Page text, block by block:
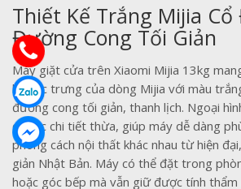
Thiết Kế Trắng Mijia Cổ
Đường Cong Tối Giản
Máy giặt cửa trên Xiaomi Mijia 13kg
kế đặc trưng của dòng Mijia với màu
đường cong tối giản, thanh lịch. Ngoại
có các chi tiết thừa, giúp máy dễ dàng
phong cách nội thất khác nhau từ hiện
giản Nhật Bản. Máy có thể đặt trong
hoặc góc bếp mà vẫn giữ được tính thẩm